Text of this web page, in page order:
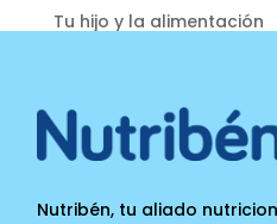
Tu hijo y la alimentación
Nutribén, tu aliado